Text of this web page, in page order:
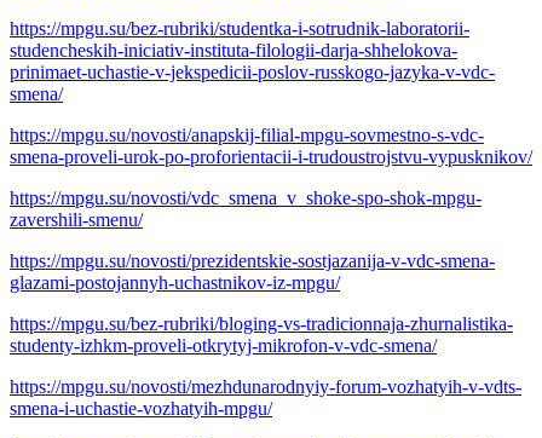
https://mpgu.su/bez-rubriki/studentka-i-sotrudnik-laboratorii-
studencheskih-iniciativ-instituta-filologii-darja-shhelokova-
prinimaet-uchastie-v-jekspedicii-poslov-russkogo-jazyka-v-vdc-
smena/
https://mpgu.su/novosti/anapskij-filial-mpgu-sovmestno-s-vdc-
smena-proveli-urok-po-proforientacii-i-trudoustrojstvu-vypusknikov/
https://mpgu.su/novosti/vdc_smena_v_shoke-spo-shok-mpgu-
zavershili-smenu/
https://mpgu.su/novosti/prezidentskie-sostjazanija-v-vdc-smena-
glazami-postojannyh-uchastnikov-iz-mpgu/
https://mpgu.su/bez-rubriki/bloging-vs-tradicionnaja-zhurnalistika-
studenty-izhkm-proveli-otkrytyj-mikrofon-v-vdc-smena/
https://mpgu.su/novosti/mezhdunarodnyiy-forum-vozhatyih-v-vdts-
smena-i-uchastie-vozhatyih-mpgu/